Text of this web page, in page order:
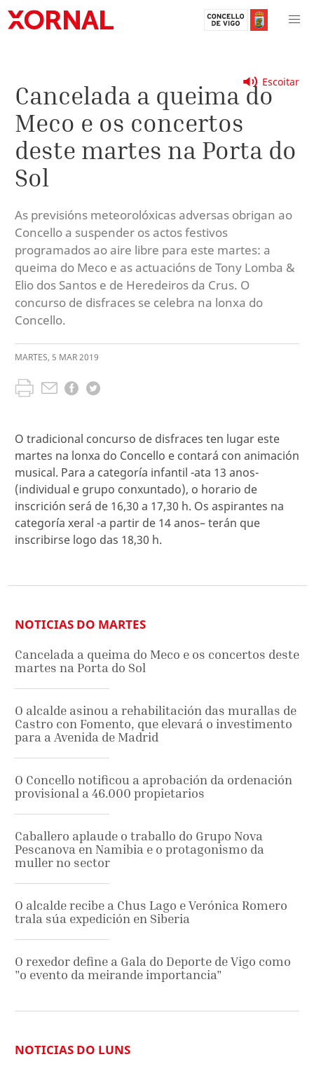
Escoitar
Cancelada a queima do
Meco e os concertos
deste martes na Porta do
Sol
As previsións meteorolóxicas adversas obrigan ao
Concello a suspender os actos festivos
programados ao aire libre para este martes: a
queima do Meco e as actuacións de Tony Lomba &
Elio dos Santos e de Heredeiros da Crus. O
concurso de disfraces se celebra na lonxa do
Concello.
MARTES, 5 MAR2019
O tradicional concurso de disfraces ten lugar este
martes na lonxa do Concello e contará con animación
musical. Para a categoría infantil -ata 13 anos-
(individual e grupo conxuntado), o horario de
inscrición será de 16,30 a 17,30 h. Os aspirantes na
categoría xeral -a partir de 14 anos– terán que
inscribirse logo das 18,30 h.
NOTICIAS DO MARTES
Cancelada a queima do Meco e os concertos deste
martes na Porta do Sol
O alcalde asinou a rehabilitación das murallas de
Castro con Fomento, que elevará o investimento
para a Avenida de Madrid
O Concello notificou a aprobación da ordenación
provisional a 46.000 propietarios
Caballero aplaude o traballo do Grupo Nova
Pescanova en Namibia e o protagonismo da
muller no sector
O alcalde recibe a Chus Lago e Verónica Romero
trala súa expedición en Siberia
O rexedor define a Gala do Deporte de Vigo como
"o evento da meirande importancia"
NOTICIAS DO LUNS